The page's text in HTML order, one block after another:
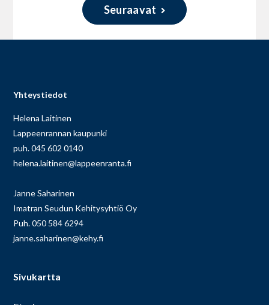
Seuraavat
Yhteystiedot
Helena Laitinen
Lappeenrannan kaupunki
puh. 045 602 0140
helena.laitinen@lappeenranta.fi
Janne Saharinen
Imatran Seudun Kehitysyhtiö Oy
Puh. 050 584 6294
janne.saharinen@kehy.fi
Sivukartta